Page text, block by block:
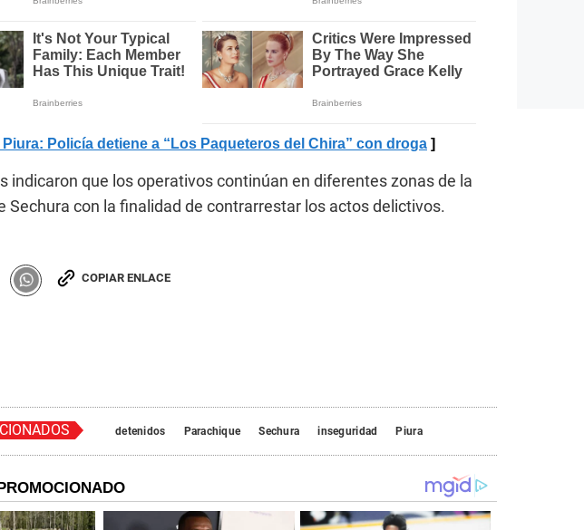
Piura: Policía detiene a “Los Paqueteros del Chira” con droga
indicaron que los operativos continúan en diferentes zonas de la
Sechura con la finalidad de contrarrestar los actos delictivos.
COPIAR ENLACE
detenidos Parachique Sechura inseguridad Piura